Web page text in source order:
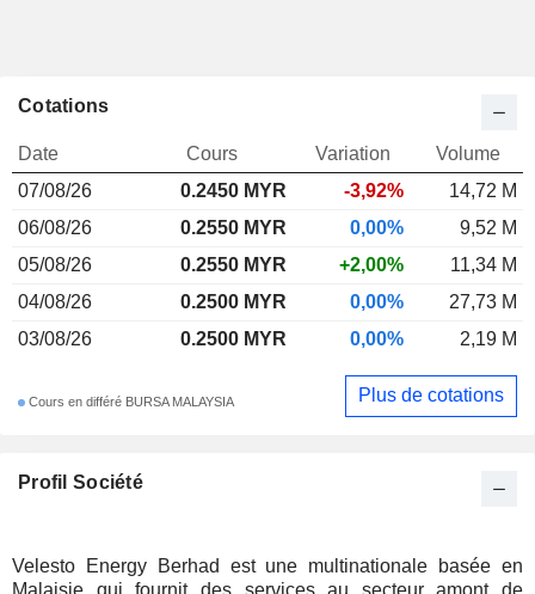
Profil Société
Velesto Energy Berhad est une multinationale basée en
Malaisie qui fournit des services au secteur amont de
Cotations
Date Cours Variation
Volume
07/08/26
0.2450 MYR -3,92%
14,72 M
06/08/26
0.2550 MYR 0,00%
9,52 M
05/08/26
0.2550 MYR +2,00%
11,34 M
04/08/26
0.2500 MYR 0,00%
27,73 M
03/08/26
0.2500 MYR 0,00% 2,19 M
Cours en différé BURSA MALAYSIA Plus de cotations